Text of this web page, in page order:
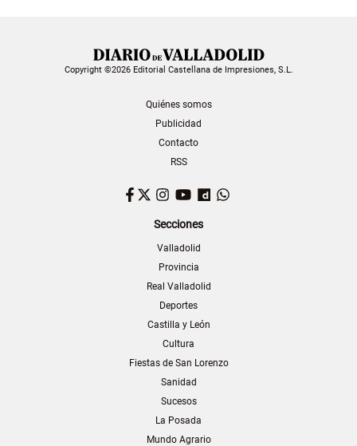
Copyright ©2026 Editorial Castellana de Impresiones, S.L.
Quiénes somos
Publicidad
Contacto
RSS
Facebook
TwitterInstagram
YouTubeDailymotion
Secciones
Valladolid
Provincia
Real Valladolid
Deportes
Castilla y León
Cultura
Fiestas de San Lorenzo
Sanidad
Sucesos
La Posada
Mundo Agrario